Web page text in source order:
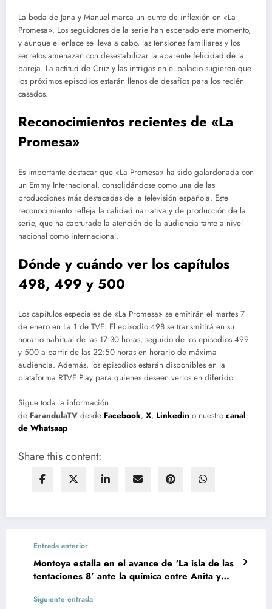
La boda de Jana y Manuel marca un punto de inflexión en «La
Promesa». Los seguidores de la serie han esperado este momento,
y aunque el enlace se lleva a cabo, las tensiones familiares y los
secretos amenazan con desestabilizar la aparente felicidad de la
pareja. La actitud de Cruz y las intrigas en el palacio sugieren que
los próximos episodios estarán llenos de desafíos para los recién
casados.
Reconocimientos recientes de «La
Promesa»
Es importante destacar que «La Promesa» ha sido galardonada con
un Emmy Internacional, consolidándose como una de las
producciones más destacadas de la televisión española. Este
reconocimiento refleja la calidad narrativa y de producción de la
serie, que ha capturado la atención de la audiencia tanto a nivel
nacional como internacional.
Dónde y cuándo ver los capítulos
498, 499 y 500
Los capítulos especiales de «La Promesa» se emitirán el martes 7
de enero en La 1 de TVE. El episodio 498 se transmitirá en su
horario habitual de las 17:30 horas, seguido de los episodios 499
y 500 a partir de las 22:50 horas en horario de máxima
audiencia. Además, los episodios estarán disponibles en la
plataforma RTVE Play para quienes deseen verlos en diferido.
Sigue toda la información
de FarandulaTV desde Facebook, X, Linkedin o nuestro canal
de Whatsaap
Share this content:
Entrada anterior
Montoya estalla en el avance de ‘La isla de las
tentaciones 8’ ante la química entre Anita y
Siguiente entrada